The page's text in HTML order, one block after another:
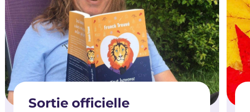
Sortie officielle